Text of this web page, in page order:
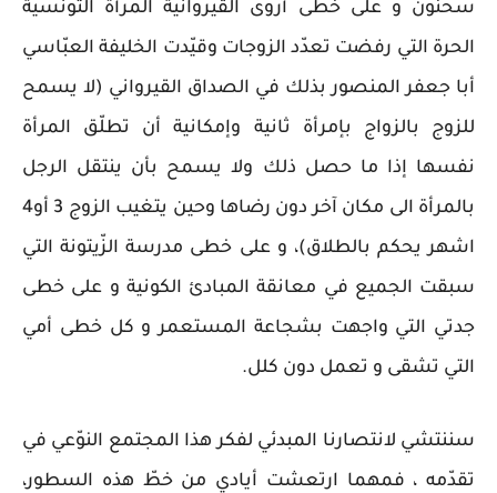
سحنون و على خطى أروى القيروانية المرأة التونسية
الحرة التي رفضت تعدّد الزوجات وقيّدت الخليفة العبّاسي
أبا جعفر المنصور بذلك في الصداق القيرواني (لا يسمح
للزوج بالزواج بإمرأة ثانية وإمكانية أن تطلّق المرأة
نفسها إذا ما حصل ذلك ولا يسمح بأن ينتقل الرجل
بالمرأة الى مكان آخر دون رضاها وحين يتغيب الزوج 3 أو4
اشهر يحكم بالطلاق)، و على خطى مدرسة الزّيتونة التي
سبقت الجميع في معانقة المبادئ الكونية و على خطى
جدتي التي واجهت بشجاعة المستعمر و كل خطى أمي
التي تشقى و تعمل دون كلل.
سننتشي لانتصارنا المبدئي لفكر هذا المجتمع النوّعي في
تقدّمه ، فمهما ارتعشت أيادي من خطّ هذه السطور،